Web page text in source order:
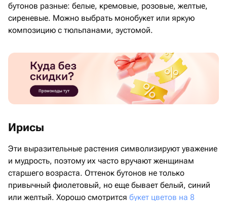
бутонов разные: белые, кремовые, розовые, желтые,
сиреневые. Можно выбрать монобукет или яркую
композицию с тюльпанами, эустомой.
Ирисы
Эти выразительные растения символизируют уважение
и мудрость, поэтому их часто вручают женщинам
старшего возраста. Оттенок бутонов не только
привычный фиолетовый, но еще бывает белый, синий
или желтый. Хорошо смотрится букет цветов на 8